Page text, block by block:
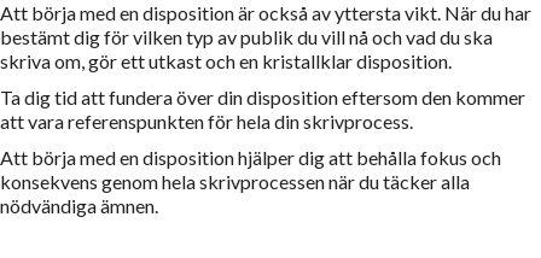
Att börja med en disposition är också av yttersta vikt. När du har
bestämt dig för vilken typ av publik du vill nå och vad du ska
skriva om, gör ett utkast och en kristallklar disposition.
Ta dig tid att fundera över din disposition eftersom den kommer
att vara referenspunkten för hela din skrivprocess.
Att börja med en disposition hjälper dig att behålla fokus och
konsekvens genom hela skrivprocessen när du täcker alla
nödvändiga ämnen.